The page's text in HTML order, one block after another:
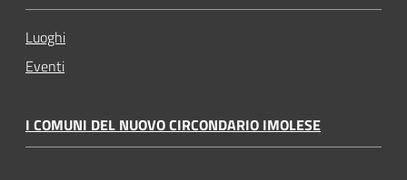
Luoghi
Eventi
I COMUNI DEL NUOVO CIRCONDARIO IMOLESE